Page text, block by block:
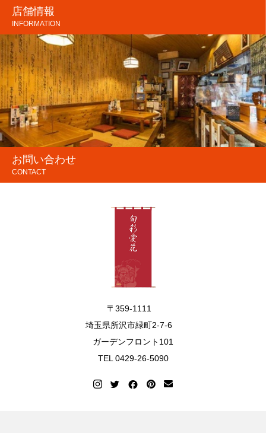
店舗情報
INFORMATION
お問い合わせ
CONTACT
〒359-1111
埼玉県所沢市緑町2-7-6
ガーデンフロント101
TEL 0429-26-5090